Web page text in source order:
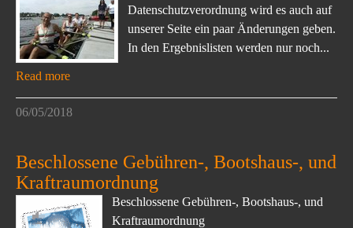
Datenschutzverordnung wird es auch auf
unserer Seite ein paar Änderungen geben.
In den Ergebnislisten werden nur noch...
Read more
06/05/2018
Beschlossene Gebühren-, Bootshaus-, und
Kraftraumordnung
Beschlossene Gebühren-, Bootshaus-, und
Kraftraumordnung